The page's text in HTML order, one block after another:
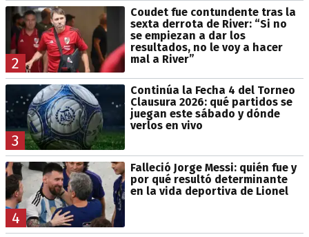
2
Coudet fue contundente tras la
sexta derrota de River: “Si no
se empiezan a dar los
resultados, no le voy a hacer
mal a River”
3
Continúa la Fecha 4 del Torneo
Clausura 2026: qué partidos se
juegan este sábado y dónde
verlos en vivo
4
Falleció Jorge Messi: quién fue y
por qué resultó determinante
en la vida deportiva de Lionel